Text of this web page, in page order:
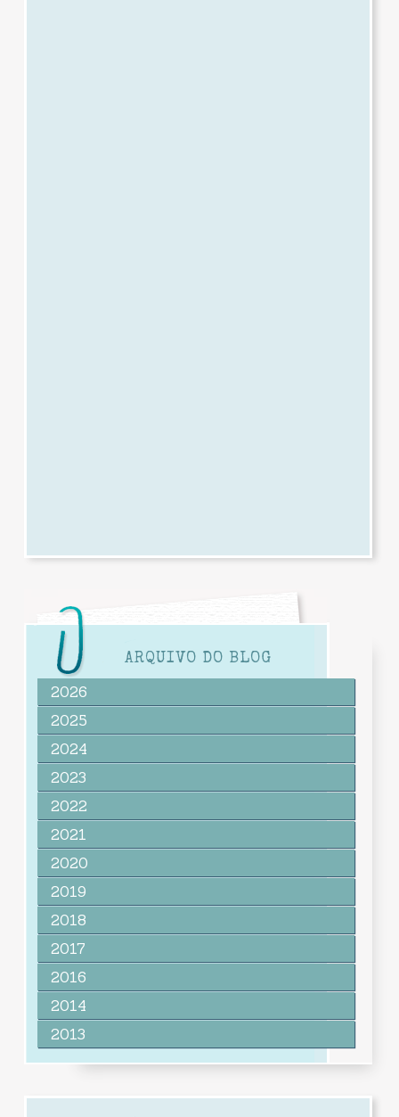
ARQUIVO DO BLOG
2026
2025
2024
2023
2022
2021
2020
2019
2018
2017
2016
2014
2013